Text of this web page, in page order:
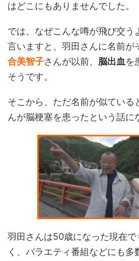
はどこにもありませんでした。
では、なぜこんな噂が飛び交う
言いますと、羽田さんに名前が
合美智子さんが以前、 脳出血を
そうです。
そこから、ただ名前が似ている
んが脳梗塞を患ったという話に
羽田さんは50歳になった現在
く、バラエティ番組などにも多